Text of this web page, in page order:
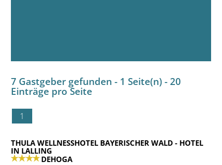
7 Gastgeber gefunden - 1 Seite(n) - 20
Einträge pro Seite
1
THULA WELLNESSHOTEL BAYERISCHER WALD- HOTEL
IN LALLING
DEHOGA